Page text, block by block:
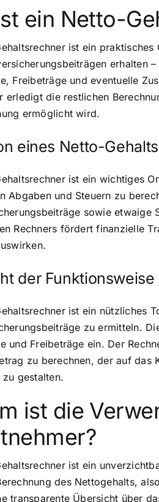
ein Netto-
ist ein
erhalten
Freibeträge und eventuelle
erledigt die restlichen
ermöglicht wird.
eines Netto-
ist ein wichtiges
Abgaben und Steuern zu
sowie etwaige
Rechners fördert finanzielle
der Funktionsweise
ist ein nützliches
zu ermitteln.
und Freibeträge ein. Der
zu berechnen, der auf das
gestalten.
ist die
ist ein
des Nettogehalts,
transparente Übersicht über